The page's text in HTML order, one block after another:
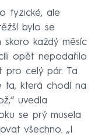
fyzické, ale
bylo se
skoro každý měsíc
opět nepodařilo
pro celý pár. Ta
ta, která chodí na
uvedla
se prý musela
všechno. „I